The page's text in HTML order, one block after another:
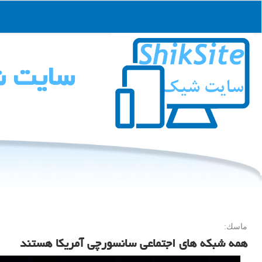
ماسك:
همه شبکه های اجتماعی سانسورچی آمریکا هستند